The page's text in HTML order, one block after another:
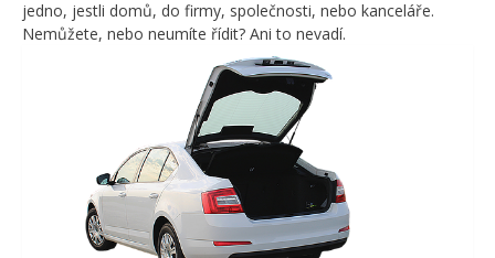
jedno, jestli domů, do firmy, společnosti, nebo kanceláře.
Nemůžete, nebo neumíte řídit? Ani to nevadí.